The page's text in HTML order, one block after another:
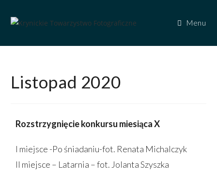
Menu
Listopad 2020
Rozstrzygnięcie konkursu miesiąca X
I miejsce -Po śniadaniu-fot. Renata Michalczyk
II miejsce – Latarnia – fot. Jolanta Szyszka